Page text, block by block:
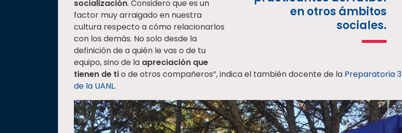
en otros ámbitos
sociales.
socialización. Considero que es un
factor muy arraigado en nuestra
cultura respecto a cómo relacionarlos
con los demás. No solo desde la
definición de a quién le vas o de tu
equipo, sino de la apreciación que
tienen de tio de otros compañeros”, indica el también docente de la Preparatoria 3
de la UANL.